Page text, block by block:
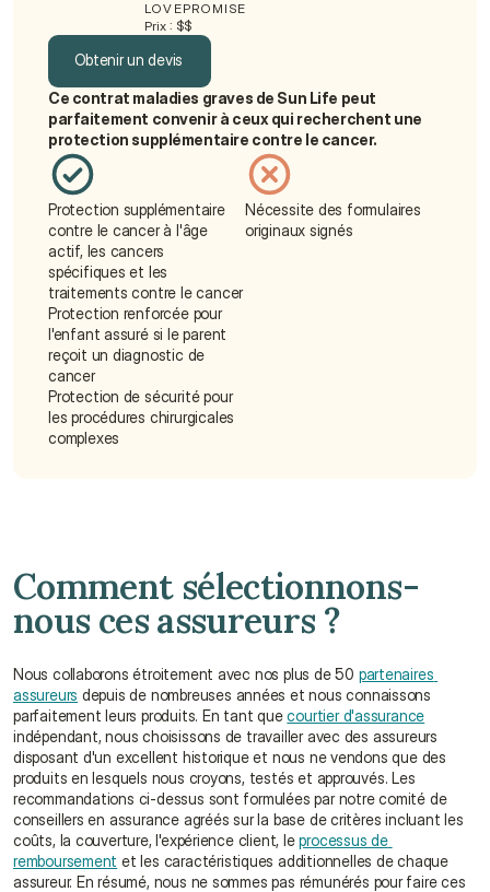
LOVEPROMISE
Prix : $$
Obtenir un devis
Obtenir un devis
Ce contrat maladies graves de Sun Life peut
parfaitement convenir à ceux qui recherchent une
protection supplémentaire contre le cancer.
Protection supplémentaire
contre le cancer à l'âge
actif, les cancers
spécifiques et les
traitements contre le cancer
Protection renforcée pour
l'enfant assuré si le parent
reçoit un diagnostic de
cancer
Protection de sécurité pour
les procédures chirurgicales
complexes
Nécessite des formulaires
originaux signés
Comment sélectionnons-
nous ces assureurs ?
Nous collaborons étroitement avec nos plus de 50 partenaires
assureurs depuis de nombreuses années et nous connaissons
parfaitement leurs produits. En tant que courtier d'assurance
indépendant, nous choisissons de travailler avec des assureurs
disposant d'un excellent historique et nous ne vendons que des
produits en lesquels nous croyons, testés et approuvés. Les
recommandations ci-dessus sont formulées par notre comité de
conseillers en assurance agréés sur la base de critères incluant les
coûts, la couverture, l'expérience client, le processus de
remboursement et les caractéristiques additionnelles de chaque
assureur. En résumé, nous ne sommes pas rémunérés pour faire ces